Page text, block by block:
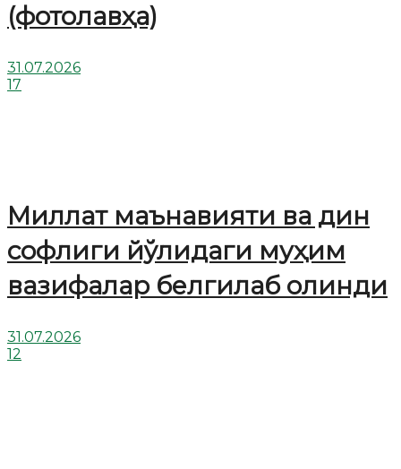
(фотолавҳа)
31.07.2026
17
Миллат маънавияти ва дин
софлиги йўлидаги муҳим
вазифалар белгилаб олинди
31.07.2026
12